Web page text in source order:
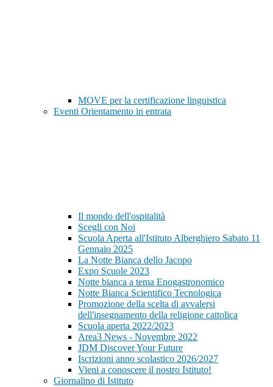
MOVE per la certificazione linguistica
Eventi Orientamento in entrata
Il mondo dell'ospitalità
Scegli con Noi
Scuola Aperta all'Istituto Alberghiero Sabato 11
Gennaio 2025
La Notte Bianca dello Jacopo
Expo Scuole 2023
Notte bianca a tema Enogastronomico
Notte Bianca Scientifico Tecnologica
Promozione della scelta di avvalersi
dell'insegnamento della religione cattolica
Scuola aperta 2022/2023
Area3 News - Novembre 2022
JDM Discover Your Future
Iscrizioni anno scolastico 2026/2027
Vieni a conoscere il nostro Istituto!
Giornalino di Istituto